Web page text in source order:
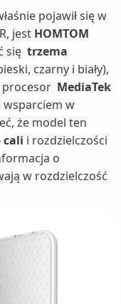
pojawił się w
jest HOMTOM
się trzema
czarny i biały),
MediaTek
wsparciem w
że model ten
cali i rozdzielczości
o
w rozdzielczość